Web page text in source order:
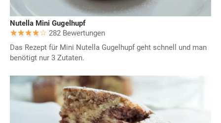
Nutella Mini Gugelhupf
282 Bewertungen
Das Rezept für Mini Nutella Gugelhupf geht schnell und man
benötigt nur 3 Zutaten.